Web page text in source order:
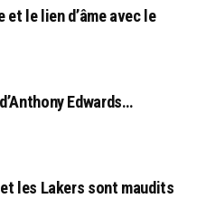
et le lien d’âme avec le
Edwards…
les Lakers sont maudits